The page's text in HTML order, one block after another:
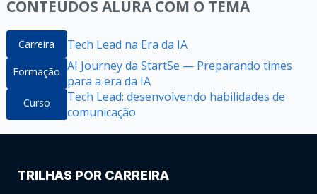
CONTEÚDOS ALURA COM O TEMA
Carreira Tech Lead na Era da IA
Formação AI Journey da StartSe — Preparando times
para a era da IA
Curso
Tech Lead: desenvolvendo habilidades de
comunicação
TRILHAS POR CARREIRA